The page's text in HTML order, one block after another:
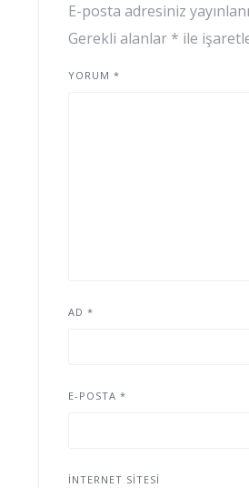
E-posta adresiniz
Gerekli alanlar * ile
YORUM *
AD *
E-POSTA *
İNTERNET SITESI